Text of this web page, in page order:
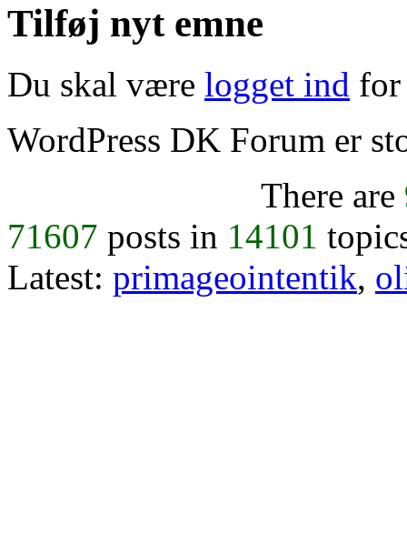
Tilføj nyt emne
Du skal være logget ind for
WordPress DK Forum er
There are
71607 posts in 14101
Latest: primageointentik,